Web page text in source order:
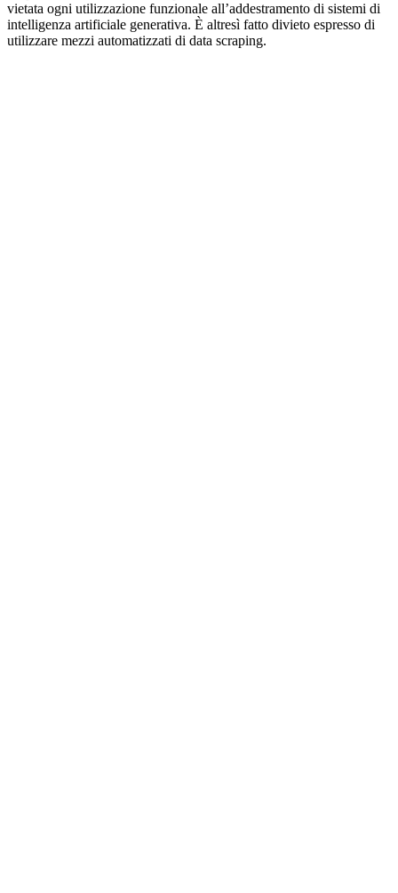
vietata ogni utilizzazione funzionale all’addestramento di sistemi di
intelligenza artificiale generativa. È altresì fatto divieto espresso di
utilizzare mezzi automatizzati di data scraping.